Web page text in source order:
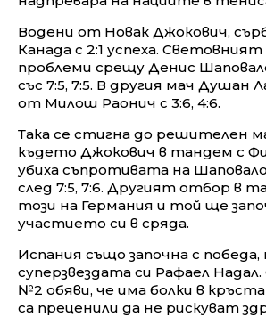
Водени от Новак Джокович,
Канада с 2:1 успеха.
проблеми срещу Денис
със 7:5, 7:5. В другия мач Душан
от Милош Раонич с 3:6, 4:6.
Така се стигна до решителен
където Джокович в тандем с
убиха съпротивата на
след 7:5, 7:6. Другият отбор в
този на Германия и той ще
участието си в сряда.
Испания също започна с победа,
суперзвездата си Рафаел
№2 обяви, че има болки в
са преценили да не рискуват